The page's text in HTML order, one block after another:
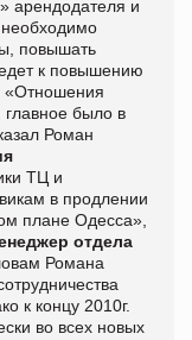
арендодателя и
повышать
к повышению
«Отношения
было в
Роман
ТЦ и
в продлении
плане Одесса»,
отдела
Романа
к концу 2010г.
во всех новых